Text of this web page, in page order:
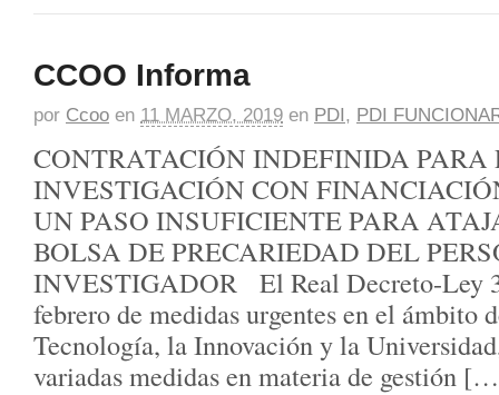
CCOO Informa
por Ccoo en 11 MARZO, 2019 en PDI, PDI
CONTRATACIÓN INDEFINIDA PARA
INVESTIGACIÓN CON
UN PASO INSUFICIENTE PARA
BOLSA DE PRECARIEDAD DEL
INVESTIGADOR El Real Decreto-Ley
febrero de medidas urgentes en el ámbito
Tecnología, la Innovación y la
variadas medidas en materia de gestión